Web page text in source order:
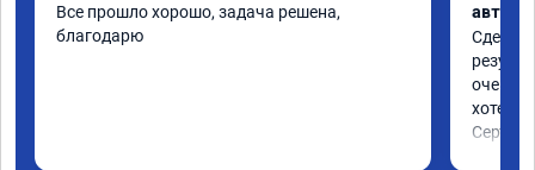
Все прошло хорошо, задача решена,
благодарю
очень
хотел.